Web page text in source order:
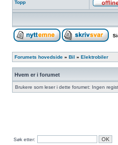
Topp
Forumets hovedside » Bil » Elektrobiler
Hvem er i forumet
Brukere som leser i dette forumet: Ingen
Søk etter: